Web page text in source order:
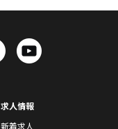
求人情報
新着求人